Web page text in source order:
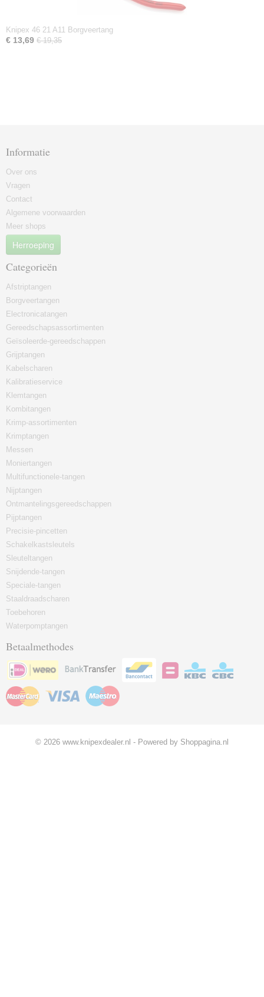
Knipex 46 21 A11 Borgveertang
€ 13,69 € 19,35
Informatie
Over ons
Vragen
Contact
Algemene voorwaarden
Meer shops
Herroeping
Categorieën
Afstriptangen
Borgveertangen
Electronicatangen
Gereedschapsassortimenten
Geïsoleerde-gereedschappen
Grijptangen
Kabelscharen
Kalibratieservice
Klemtangen
Kombitangen
Krimp-assortimenten
Krimptangen
Messen
Moniertangen
Multifunctionele-tangen
Nijptangen
Ontmantelingsgereedschappen
Pijptangen
Precisie-pincetten
Schakelkastsleutels
Sleuteltangen
Snijdende-tangen
Speciale-tangen
Staaldraadscharen
Toebehoren
Waterpomptangen
Betaalmethodes
© 2026 www.knipexdealer.nl - Powered by Shoppagina.nl